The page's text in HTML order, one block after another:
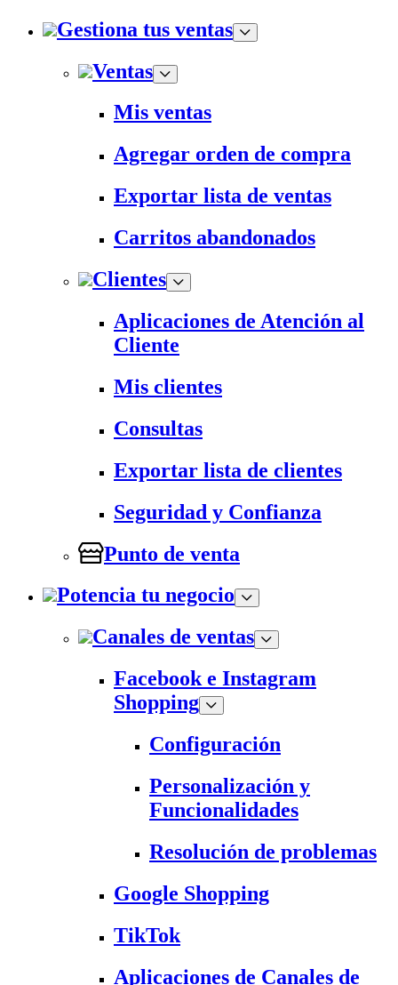
Gestiona tus ventas
Ventas
Mis ventas
Agregar orden de compra
Exportar lista de ventas
Carritos abandonados
Clientes
Aplicaciones de Atención al
Cliente
Mis clientes
Consultas
Exportar lista de clientes
Seguridad y Confianza
Punto de venta
Potencia tu negocio
Canales de ventas
Facebook e Instagram
Shopping
Configuración
Personalización y
Funcionalidades
Resolución de problemas
Google Shopping
TikTok
Aplicaciones de Canales de